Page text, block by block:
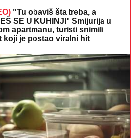
"Tu obaviš šta treba, a
SE U KUHINJI" Smijurija u
apartmanu, turisti snimili
koji je postao viralni hit